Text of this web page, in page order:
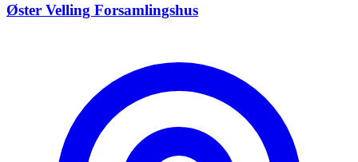
Øster Velling Forsamlingshus